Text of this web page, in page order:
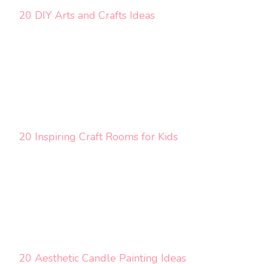
20 DIY Arts and Crafts Ideas
20 Inspiring Craft Rooms for Kids
20 Aesthetic Candle Painting Ideas